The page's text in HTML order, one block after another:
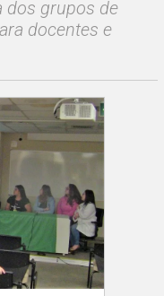
dos grupos de
docentes e